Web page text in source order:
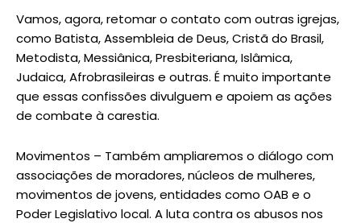
Vamos, agora, retomar o contato com outras igrejas,
como Batista, Assembleia de Deus, Cristã do Brasil,
Metodista, Messiânica, Presbiteriana, Islâmica,
Judaica, Afrobrasileiras e outras. É muito importante
que essas confissões divulguem e apoiem as ações
de combate à carestia.
Movimentos – Também ampliaremos o diálogo com
associações de moradores, núcleos de mulheres,
movimentos de jovens, entidades como OAB e o
Poder Legislativo local. A luta contra os abusos nos